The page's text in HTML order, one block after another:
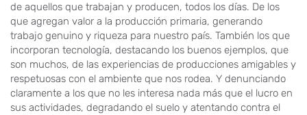
de aquellos que trabajan y producen, todos los días. De los
que agregan valor a la producción primaria, generando
trabajo genuino y riqueza para nuestro país. También los que
incorporan tecnología, destacando los buenos ejemplos, que
son muchos, de las experiencias de producciones amigables y
respetuosas con el ambiente que nos rodea. Y denunciando
claramente a los que no les interesa nada más que el lucro en
sus actividades, degradando el suelo y atentando contra el